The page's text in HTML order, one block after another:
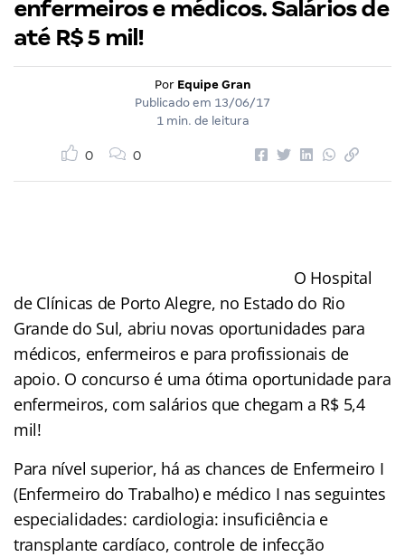
enfermeiros e médicos. Salários de
até R$ 5 mil!
Por Equipe Gran
Publicado em 13/06/17
1 min. de leitura
0 0
O Hospital
de Clínicas de Porto Alegre, no Estado do Rio
Grande do Sul, abriu novas oportunidades para
médicos, enfermeiros e para profissionais de
apoio. O concurso é uma ótima oportunidade para
enfermeiros, com salários que chegam a R$ 5,4
mil!
Para nível superior, há as chances de Enfermeiro I
(Enfermeiro do Trabalho) e médico I nas seguintes
especialidades: cardiologia: insuficiência e
transplante cardíaco, controle de infecção